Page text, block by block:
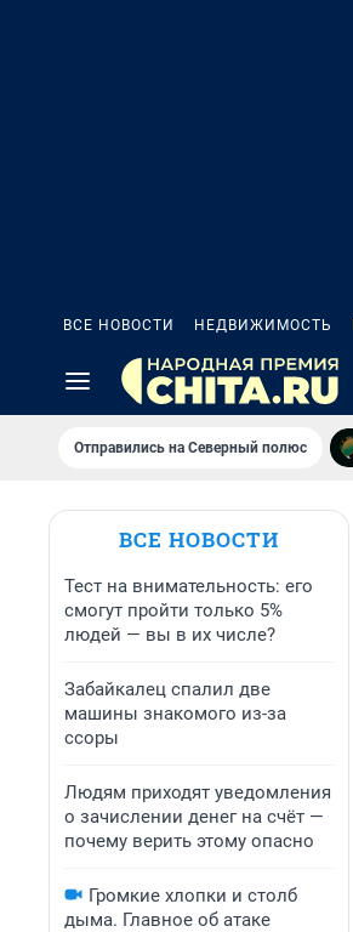
ВСЕ НОВОСТИ НЕДВИЖИМОСТЬ
Отправились на Северный полюс
ВСЕ НОВОСТИ
Тест на внимательность: его
смогут пройти только 5%
людей — вы в их числе?
Забайкалец спалил две
машины знакомого из-за
ссоры
Людям приходят уведомления
о зачислении денег на счёт —
почему верить этому опасно
Громкие хлопки и столб
дыма. Главное об атаке